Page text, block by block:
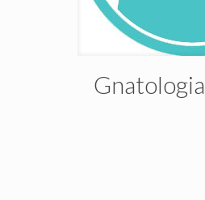
Gnatologia